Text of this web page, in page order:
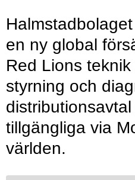
en ny global
Red Lions
styrning och
tillgängliga via
världen.